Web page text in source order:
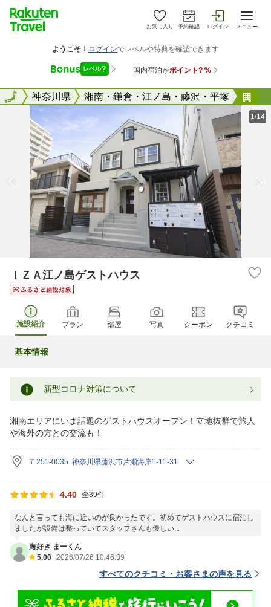
お気に入り 予約確認 ログイン メニュー
全国神奈川県 湘南・鎌倉・江ノ島・藤沢・平塚
全国
1/14
ＩＺＡ江ノ島ゲストハウス
施設紹介 プラン 部屋 写真 クーポン クチコミ
基本情報
新型コロナ対策について
湘南エリアにいま話題のゲストハウスオープン！立地抜群で旅人
や海外の方との交流も！
〒251-0035 神奈川県藤沢市片瀬海岸1-11-31
4.40 全39件
なんと言っても海に近いのが良かったです。初めてゲストハウスに宿泊し
ましたが設備は整っていてスタッフさんも優しい...
海好き まーくん
5.00 2026/07/26 10:46:39
すべてのクチコミ・お客さまの声を見る